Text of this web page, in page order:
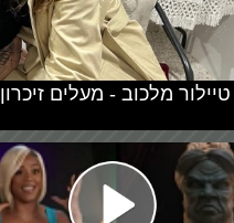
טיילור מלכוב - מעלים זיכרון